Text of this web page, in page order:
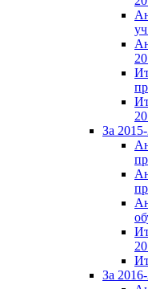
За
За